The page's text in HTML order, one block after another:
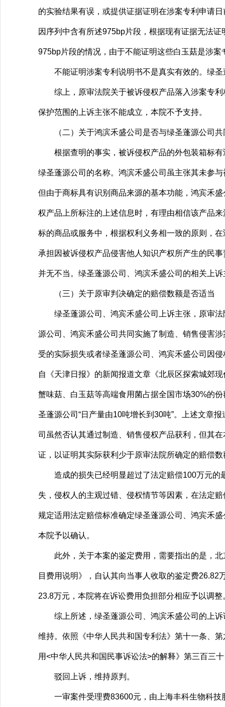
的实验结果有误，或提供证据证明在涉案专利申请
因序列中含有所述975bp片段，根据现有证据无法
975bp片段的情况，由于不能证明这些白玉菇是涉
不能证明涉案专利说明书不是真实有效的。绿圣
综上，原审法院关于被诉侵权产品落入涉案专利
保护范围的上诉主张不能成立，本院不予支持。
（二）关于鸿滨禾盛公司是否与绿圣蓬源公司共
根据查明的事实，被诉侵权产品的外包装箱标有
绿圣蓬源公司的名称。鸿滨禾盛公司虽主张其未参
但由于商标具有识别商品来源的基本功能，鸿宾禾
权产品上所标注的上述信息时，有理由相信该产品
标的商品或服务中，根据权利义务相一致的原则，
承担因被诉侵权产品侵害他人知识产权所产生的民
并无不当。绿圣蓬源公司、鸿滨禾盛公司的相关上
（三）关于原审判决确定的赔偿数额是否适当
绿圣蓬源公司、鸿宾禾盛公司上诉主张，原审法
源公司、鸿宾禾盛公司共同实施了制造、销售侵害
受的实际损失或者绿圣蓬源公司、鸿宾禾盛公司因
自《天津日报》的新闻报道文章《北辰区探索城郊
蟹味菇、白玉菇等高端食用菌占据全国市场30%的
圣蓬源公司“日产量由10吨增长到30吨”。上述文章
司虽然否认其通过制造、销售侵权产品获利，但其
证，以证明其实际获利少于原审法院所确定的赔偿
造成的损失已经明显超过了法定赔偿100万元的
失，侵权人的主观过错、侵权情节等因素，在法定
规定适用法定赔偿标准确定绿圣蓬源公司、鸿宾禾
本院予以确认。
此外，关于本案的鉴定费用，需要指出的是，北
目费用说明》，自认其向当事人收取的鉴定费
23.8万元，本院将在诉讼费用负担部分相应予以调整
综上所述，绿圣蓬源公司、鸿滨禾盛公司的上诉
维持。依照《中华人民共和国专利法》第十一条、
用<中华人民共和国民事诉讼法>的解释》第三百三
驳回上诉，维持原判。
一审案件受理费83600元，由上海丰科生物科技